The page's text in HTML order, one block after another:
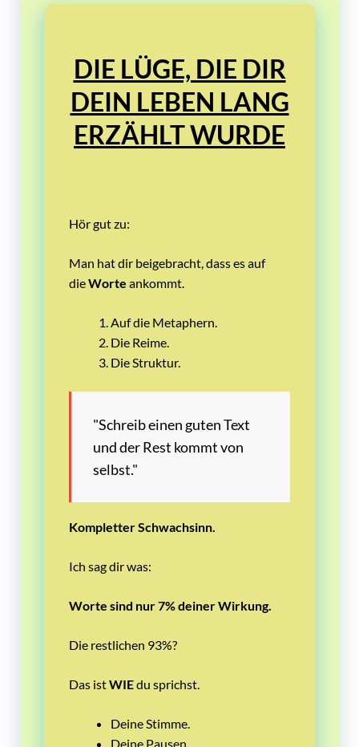
DIE LÜGE, DIE DIR
DEIN LEBEN LANG
ERZÄHLT WURDE
Hör gut zu:
Man hat dir beigebracht, dass es auf
dieWorte ankommt.
Auf die Metaphern.
Die Reime.
Die Struktur.
"Schreib einen guten Text
und der Rest kommt von
selbst."
Kompletter Schwachsinn.
Ich sag dir was:
Worte sind nur 7% deiner Wirkung.
Die restlichen 93%?
Das istWIEdu sprichst.
Deine Stimme.
Deine Pausen.